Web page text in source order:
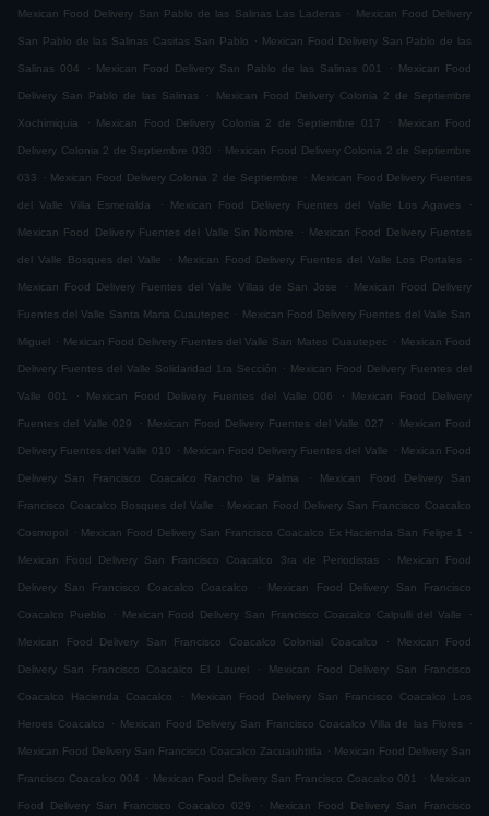
Mexican Food Delivery San Pablo de las Salinas Las Laderas . Mexican Food Delivery
San Pablo de las Salinas Casitas San Pablo . Mexican Food Delivery San Pablo de las
Salinas 004 . Mexican Food Delivery San Pablo de las Salinas 001 . Mexican Food
Delivery San Pablo de las Salinas . Mexican Food Delivery Colonia 2 de Septiembre
Xochimiquia . Mexican Food Delivery Colonia 2 de Septiembre 017 . Mexican Food
Delivery Colonia 2 de Septiembre 030 . Mexican Food Delivery Colonia 2 de Septiembre
033 . Mexican Food Delivery Colonia 2 de Septiembre . Mexican Food Delivery Fuentes
del Valle Villa Esmeralda . Mexican Food Delivery Fuentes del Valle Los Agaves .
Mexican Food Delivery Fuentes del Valle Sin Nombre . Mexican Food Delivery Fuentes
del Valle Bosques del Valle . Mexican Food Delivery Fuentes del Valle Los Portales .
Mexican Food Delivery Fuentes del Valle Villas de San Jose . Mexican Food Delivery
Fuentes del Valle Santa Maria Cuautepec . Mexican Food Delivery Fuentes del Valle San
Miguel . Mexican Food Delivery Fuentes del Valle San Mateo Cuautepec . Mexican Food
Delivery Fuentes del Valle Solidaridad 1ra Sección . Mexican Food Delivery Fuentes del
Valle 001 . Mexican Food Delivery Fuentes del Valle 006 . Mexican Food Delivery
Fuentes del Valle 029 . Mexican Food Delivery Fuentes del Valle 027 . Mexican Food
Delivery Fuentes del Valle 010 . Mexican Food Delivery Fuentes del Valle . Mexican Food
Delivery San Francisco Coacalco Rancho la Palma . Mexican Food Delivery San
Francisco Coacalco Bosques del Valle . Mexican Food Delivery San Francisco Coacalco
Cosmopol . Mexican Food Delivery San Francisco Coacalco Ex Hacienda San Felipe 1 .
Mexican Food Delivery San Francisco Coacalco 3ra de Periodistas . Mexican Food
Delivery San Francisco Coacalco Coacalco . Mexican Food Delivery San Francisco
Coacalco Pueblo . Mexican Food Delivery San Francisco Coacalco Calpulli del Valle .
Mexican Food Delivery San Francisco Coacalco Colonial Coacalco . Mexican Food
Delivery San Francisco Coacalco El Laurel . Mexican Food Delivery San Francisco
Coacalco Hacienda Coacalco . Mexican Food Delivery San Francisco Coacalco Los
Heroes Coacalco . Mexican Food Delivery San Francisco Coacalco Villa de las Flores .
Mexican Food Delivery San Francisco Coacalco Zacuauhtitla . Mexican Food Delivery San
Francisco Coacalco 004 . Mexican Food Delivery San Francisco Coacalco 001 . Mexican
Food Delivery San Francisco Coacalco 029 . Mexican Food Delivery San Francisco